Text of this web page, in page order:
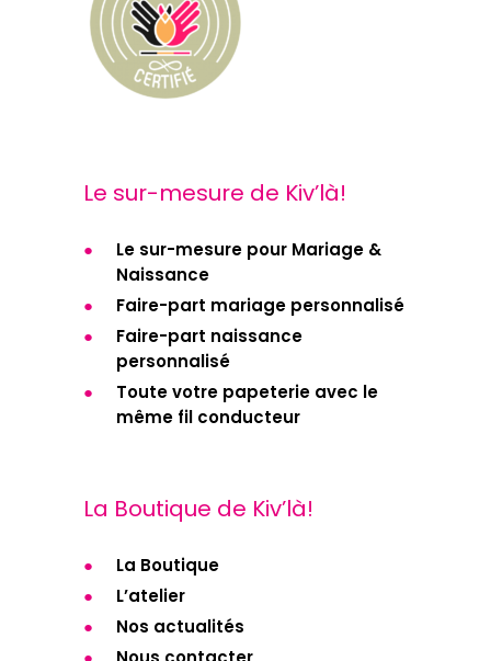
Le sur-mesure de Kiv’là!
Le sur-mesure pour Mariage &
Naissance
Faire-part mariage personnalisé
Faire-part naissance
personnalisé
Toute votre papeterie avec le
même fil conducteur
La Boutique de Kiv’là!
La Boutique
L’atelier
Nos actualités